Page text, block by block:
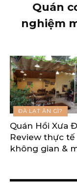
Quán
nghiệm
ĐÀ LẠT ĂN GÌ?
Quán Hồi Xưa
Review thực tế
không gian &